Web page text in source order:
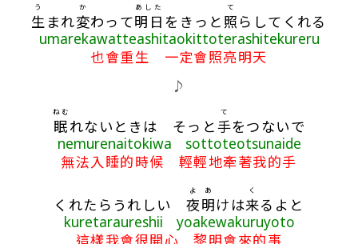
生
う
まれ変
か
わって明日
あした
をきっと 照
て
らしてくれる
umarekawatteashitaokittoterashitekureru
也會重生 一定會照亮明天
♪
眠
ねむ
れないときは そっと手
て
をつないで
nemurenaitokiwa sottoteotsunaide
無法入睡的時候 輕輕地牽著我的手
くれたらうれしい夜
よ
明
あ
けは来
く
るよと
kuretaraureshii yoakewakuruyoto
這樣我會很開心 黎明會來的事